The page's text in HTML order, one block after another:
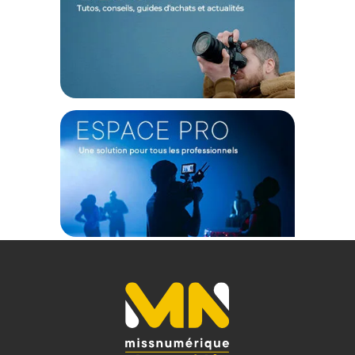
Format de l'objectif Couverture : APS-C
Distance minimale de mise au point : 40 cm
Conception optique : 11 éléments en 10 groupes
Lames d'ouverture/iris : 11
Type de mise au point : Autofocus
Stabilisation d'image : Non
Taille du filtre : 58 mm (avant)
Couleur : Noir
Poids : 404 g
1x Objectif Sirui Sniper Series 33mm f/1.2 APS-C monture
1x Bouchon d'objectif avant
1x Bouchon d'objectif arrière